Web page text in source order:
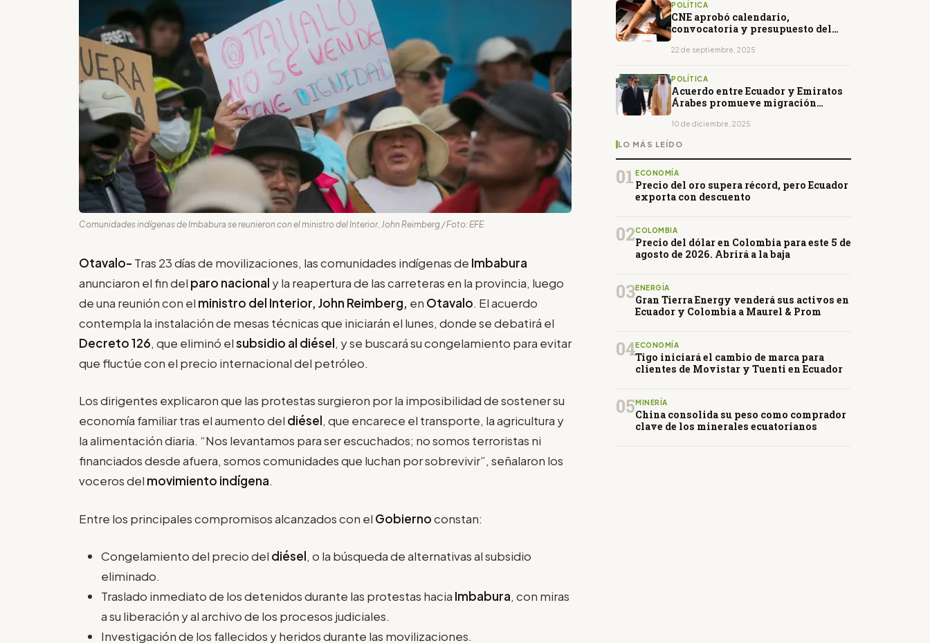
Comunidades indígenas de Imbabura se reunieron con el ministro del Interior, John Reimberg / Foto: EFE
Otavalo- Tras 23 días de movilizaciones, las comunidades indígenas de Imbabura
anunciaron el fin del paro nacional y la reapertura de las carreteras en la provincia, luego
de una reunión con el ministro del Interior, John Reimberg, en Otavalo. El acuerdo
contempla la instalación de mesas técnicas que iniciarán el lunes, donde se debatirá el
Decreto 126, que eliminó elsubsidio al diésel, y se buscará su congelamiento para evitar
que fluctúe con el precio internacional del petróleo.
Los dirigentes explicaron que las protestas surgieron por la imposibilidad de sostener su
economía familiar tras el aumento del diésel, que encarece el transporte, la agricultura y
la alimentación diaria. “Nos levantamos para ser escuchados; no somos terroristas ni
financiados desde afuera, somos comunidades que luchan por sobrevivir”, señalaron los
voceros del movimiento indígena.
Entre los principales compromisos alcanzados con el Gobiernoconstan:
Congelamiento del precio del diésel, o la búsqueda de alternativas al subsidio
eliminado.
Traslado inmediato de los detenidos durante las protestas hacia Imbabura, con miras
a su liberación y al archivo de los procesos judiciales.
Investigación de los fallecidos y heridos durante las movilizaciones.
POLÍTICA
CNE aprobó calendario,
convocatoria y presupuesto del
22 de septiembre, 2025
POLÍTICA
Acuerdo entre Ecuador y Emiratos
Árabes promueve migración
10 de diciembre, 2025
LO MÁS LEÍDO
01 ECONOMÍA
Precio del oro supera récord, pero Ecuador
exporta con descuento
02COLOMBIA
Precio del dólar en Colombia para este 5 de
agosto de 2026. Abrirá a la baja
03ENERGÍA
Gran Tierra Energy venderá sus activos en
Ecuador y Colombia a Maurel & Prom
04ECONOMÍA
Tigo iniciará el cambio de marca para
clientes de Movistar y Tuenti en Ecuador
05 MINERÍA
China consolida su peso como comprador
clave de los minerales ecuatorianos